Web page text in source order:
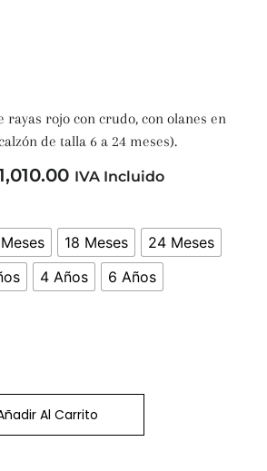
rayas rojo con crudo, con olanes en
de talla 6 a 24 meses).
IVA Incluido
18 Meses
24 Meses
4 Años 6 Años
Al Carrito